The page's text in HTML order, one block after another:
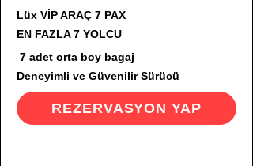
Lüx VİP ARAÇ 7 PAX
EN FAZLA 7 YOLCU
7 adet orta boy bagaj
Deneyimli ve Güvenilir Sürücü
REZERVASYON YAP